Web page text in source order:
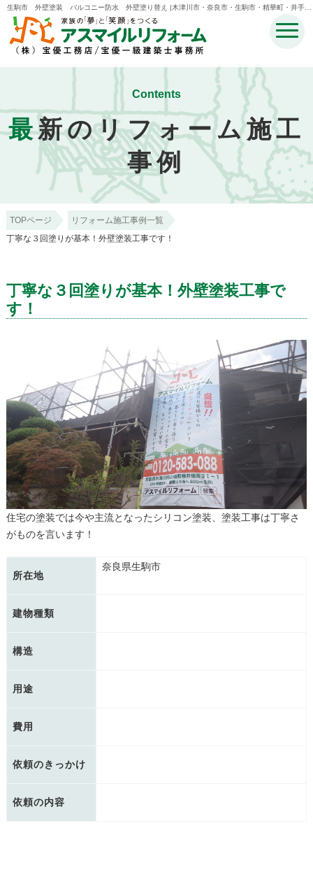
生駒市 外壁塗装 バルコニー防水 外壁塗り替え |木津川市・奈良市・生駒市・精華町・井手町
のリフォームのことなら宝優工務店アスマイルリフォーム
Contents
最新のリフォーム施工
事例
TOPページ
リフォーム施工事例一覧
丁寧な３回塗りが基本！外壁塗装工事です！
丁寧な３回塗りが基本！外壁塗装工事で
す！
住宅の塗装では今や主流となったシリコン塗装、塗装工事は丁寧さ
がものを言います！
所在地
奈良県生駒市
建物種類
構造
用途
費用
依頼のきっかけ
依頼の内容